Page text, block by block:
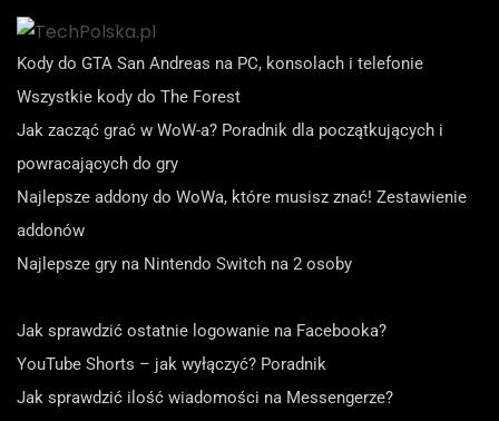
Kody do GTA San Andreas na PC, konsolach i telefonie
Wszystkie kody do The Forest
Jak zacząć grać w WoW-a? Poradnik dla początkujących i
powracających do gry
Najlepsze addony do WoWa, które musisz znać! Zestawienie
addonów
Najlepsze gry na Nintendo Switch na 2 osoby
Jak sprawdzić ostatnie logowanie na Facebooka?
YouTube Shorts – jak wyłączyć? Poradnik
Jak sprawdzić ilość wiadomości na Messengerze?